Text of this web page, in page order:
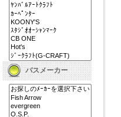
バスメーカー